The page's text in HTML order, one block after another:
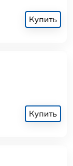
Купить
Купить